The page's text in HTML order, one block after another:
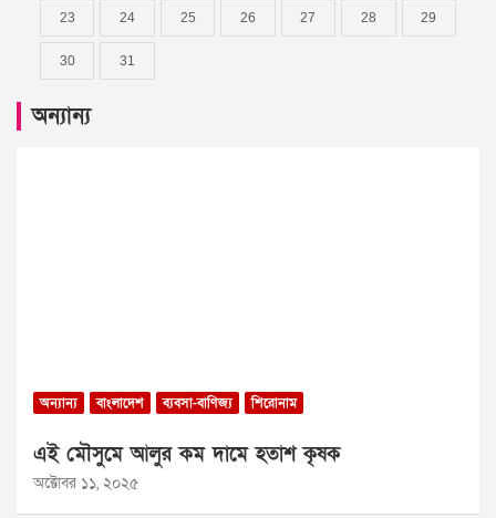
23 24 25 26 27 28 29
30 31
অন্যান্য
অন্যান্য বাংলাদেশ ব্যবসা-বাণিজ্য শিরোনাম
এই মৌসুমে আলুর কম দামে হতাশ কৃষক
অক্টোবর ১১, ২০২৫